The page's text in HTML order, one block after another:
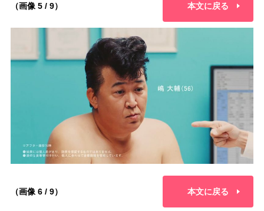
（画像 5 / 9） 本文に戻る
（画像 6 / 9） 本文に戻る